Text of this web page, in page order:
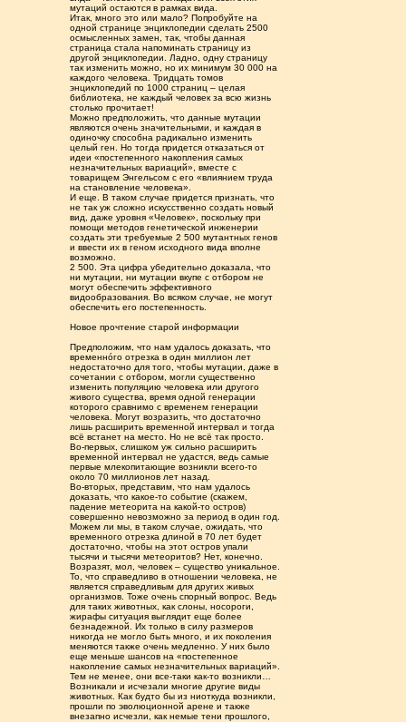
мутаций остаются в рамках вида.
Итак, много это или мало? Попробуйте на
одной странице энциклопедии сделать 2500
осмысленных замен, так, чтобы данная
страница стала напоминать страницу из
другой энциклопедии. Ладно, одну страницу
так изменить можно, но их минимум 30 000 на
каждого человека. Тридцать томов
энциклопедий по 1000 страниц – целая
библиотека, не каждый человек за всю жизнь
столько прочитает!
Можно предположить, что данные мутации
являются очень значительными, и каждая в
одиночку способна радикально изменить
целый ген. Но тогда придется отказаться от
идеи «постепенного накопления самых
незначительных вариаций», вместе с
товарищем Энгельсом с его «влиянием труда
на становление человека».
И еще. В таком случае придется признать, что
не так уж сложно искусственно создать новый
вид, даже уровня «Человек», поскольку при
помощи методов генетической инженерии
создать эти требуемые 2 500 мутантных генов
и ввести их в геном исходного вида вполне
возможно.
2 500. Эта цифра убедительно доказала, что
ни мутации, ни мутации вкупе с отбором не
могут обеспечить эффективного
видообразования. Во всяком случае, не могут
обеспечить его постепенность.
Новое прочтение старой информации
Предположим, что нам удалось доказать, что
временнóго отрезка в один миллион лет
недостаточно для того, чтобы мутации, даже в
сочетании с отбором, могли существенно
изменить популяцию человека или другого
живого существа, время одной генерации
которого сравнимо с временем генерации
человека. Могут возразить, что достаточно
лишь расширить временной интервал и тогда
всё встанет на место. Но не всё так просто.
Во-первых, слишком уж сильно расширить
временной интервал не удастся, ведь самые
первые млекопитающие возникли всего-то
около 70 миллионов лет назад.
Во-вторых, представим, что нам удалось
доказать, что какое-то событие (скажем,
падение метеорита на какой-то остров)
совершенно невозможно за период в один год.
Можем ли мы, в таком случае, ожидать, что
временного отрезка длиной в 70 лет будет
достаточно, чтобы на этот остров упали
тысячи и тысячи метеоритов? Нет, конечно.
Возразят, мол, человек – существо уникальное.
То, что справедливо в отношении человека, не
является справедливым для других живых
организмов. Тоже очень спорный вопрос. Ведь
для таких животных, как слоны, носороги,
жирафы ситуация выглядит еще более
безнадежной. Их только в силу размеров
никогда не могло быть много, и их поколения
меняются также очень медленно. У них было
еще меньше шансов на «постепенное
накопление самых незначительных вариаций».
Тем не менее, они все-таки как-то возникли…
Возникали и исчезали многие другие виды
животных. Как будто бы из ниоткуда возникли,
прошли по эволюционной арене и также
внезапно исчезли, как немые тени прошлого,